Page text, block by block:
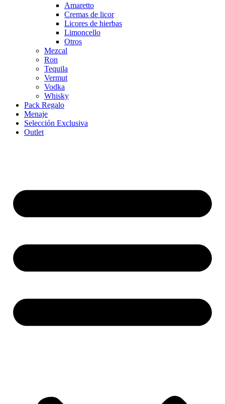
Amaretto
Cremas de licor
Licores de hierbas
Limoncello
Otros
Mezcal
Ron
Tequila
Vermut
Vodka
Whisky
Pack Regalo
Menaje
Selección Exclusiva
Outlet